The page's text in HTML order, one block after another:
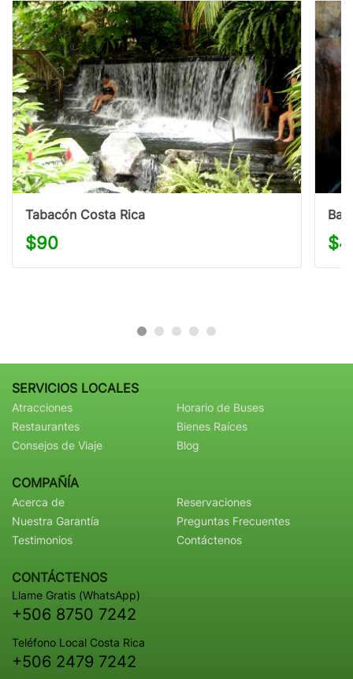
Tabacón Costa Rica
$90
SERVICIOS LOCALES
Atracciones
Restaurantes
Consejos de Viaje
Horario de Buses
Bienes Raíces
Blog
COMPAÑÍA
Acerca de
Nuestra Garantía
Testimonios
Reservaciones
Preguntas Frecuentes
Contáctenos
CONTÁCTENOS
Llame Gratis (WhatsApp)
+506 8750 7242
Teléfono Local Costa Rica
+506 2479 7242